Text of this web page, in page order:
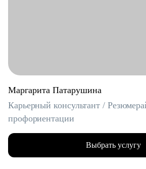
Маргарита Патарушина
Карьерный консультант /
профориентации
Выбрать услугу